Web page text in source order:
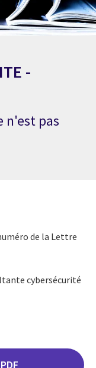
-
n'est pas
de la Lettre
cybersécurité